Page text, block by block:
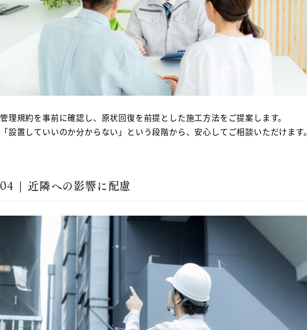
管理規約を事前に確認し、原状回復を前提とした施工方法をご提案します。
「設置していいのか分からない」という段階から、安心してご相談いただけます。
04 | 近隣への影響に配慮